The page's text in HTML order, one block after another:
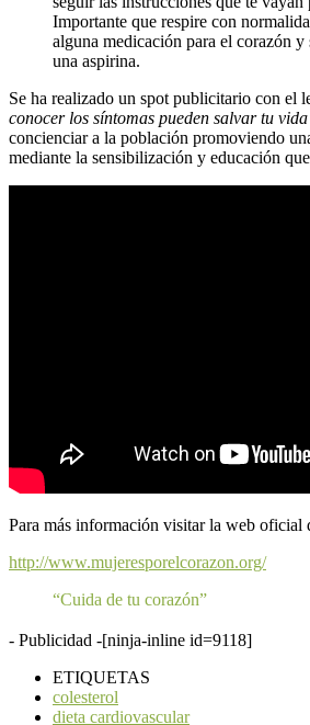
Importante que respire con
alguna medicación para el corazón y
una aspirina.
Se ha realizado un spot publicitario con el
conocer los síntomas pueden salvar tu
concienciar a la población promoviendo
mediante la sensibilización y educación
Para más información visitar la web oficial
http://www.mujeresporelcorazon.org/
“Cuida de tu corazón”
- Publicidad -[ninja-inline id=9118]
ETIQUETAS
colesterol
dieta cardiovascular